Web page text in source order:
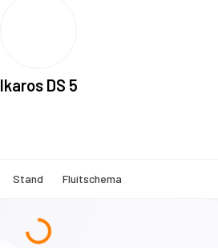
Ikaros DS 5
Stand Fluitschema